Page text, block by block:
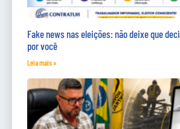
Fake news nas eleições: não deixe que
por você
Leia mais »